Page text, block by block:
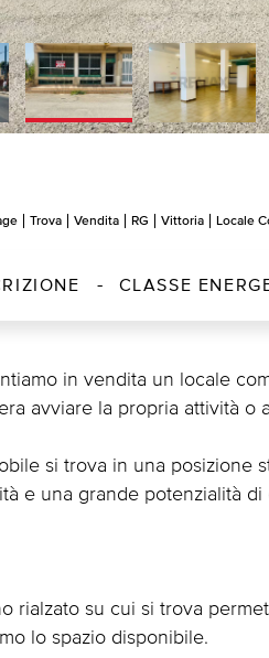
Trova Vendita RG Vittoria Locale
CLASSE
in vendita un locale
avviare la propria attività o
si trova in una posizione
e una grande potenzialità di
rialzato su cui si trova
lo spazio disponibile.